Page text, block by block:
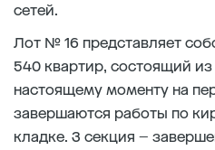
сетей.
Лот № 16 представляет
540 квартир, состоящий
настоящему моменту на
завершаются работы по
кладке. 3 секция –